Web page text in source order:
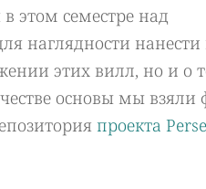
этом семестре над
наглядности нанести
этих вилл, но и о
основы мы взяли
проекта